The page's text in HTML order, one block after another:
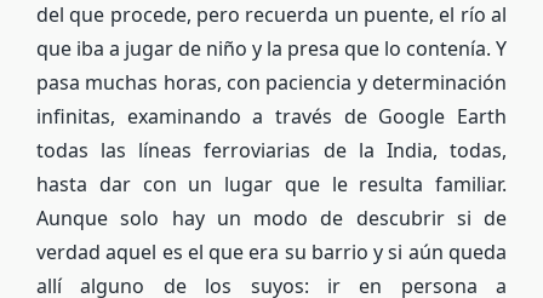
del que procede, pero recuerda un puente, el río al
que iba a jugar de niño y la presa que lo contenía. Y
pasa muchas horas, con paciencia y determinación
infinitas, examinando a través de Google Earth
todas las líneas ferroviarias de la India, todas,
hasta dar con un lugar que le resulta familiar.
Aunque solo hay un modo de descubrir si de
verdad aquel es el que era su barrio y si aún queda
allí alguno de los suyos: ir en persona a